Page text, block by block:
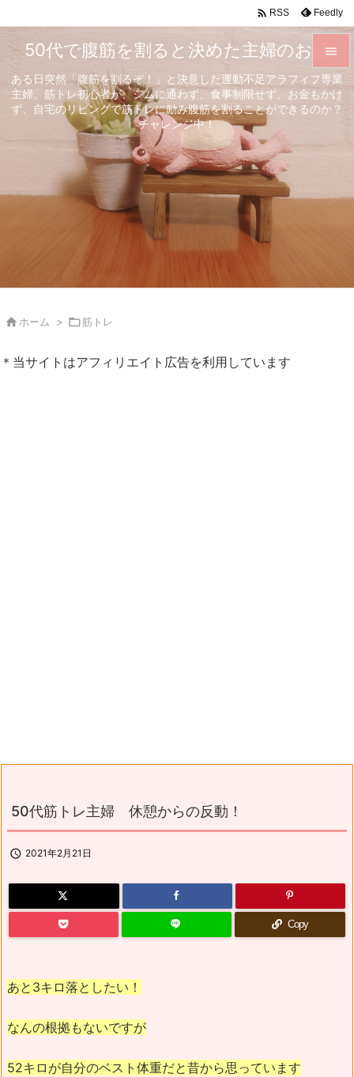
50代で腹筋を割ると決めた主婦のお話
ある日突然「腹筋を割るぞ！」と決意した運動不足アラフィフ専業
主婦。筋トレ初心者が、ジムに通わず、食事制限せず、お金もかけ
ず、自宅のリビングで筋トレに励み腹筋を割ることができるのか？
チャレンジ中！


メニュ
 RSS Feedly
 ホーム > 筋トレ
＊当サイトはアフィリエイト広告を利用しています
50代筋トレ主婦 休憩からの反動！
 2021年2月21日
Copy
あと3キロ落としたい！
なんの根拠もないですが
52キロが自分のベスト体重だと昔から思っています